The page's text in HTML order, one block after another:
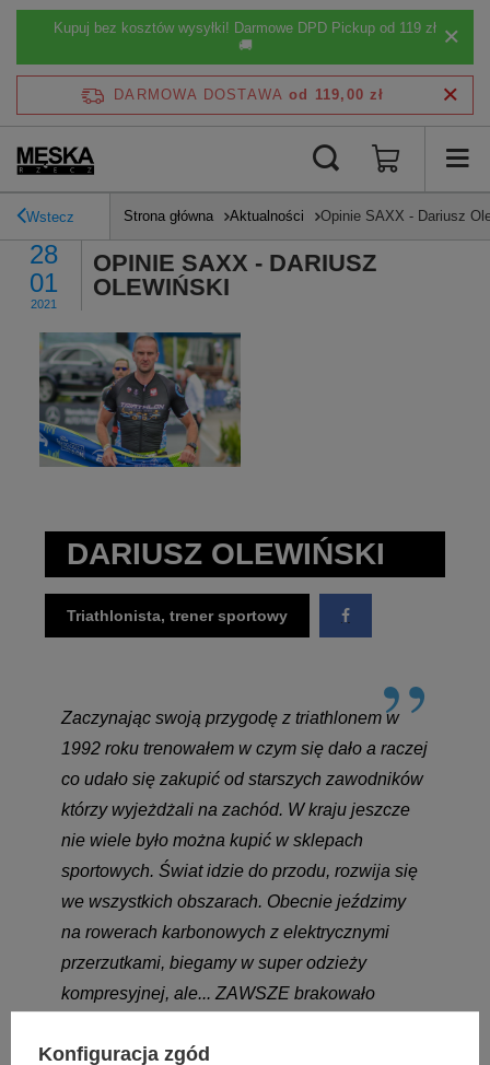
Kupuj bez kosztów wysyłki! Darmowe DPD Pickup od 119 zł
🚚
DARMOWA DOSTAWA od 119,00 zł
Wstecz Strona główna Aktualności Opinie SAXX - Dariusz
28
01
2021
OPINIE SAXX - DARIUSZ
OLEWIŃSKI
DARIUSZ OLEWIŃSKI
Triathlonista, trener sportowy
Zaczynając swoją przygodę z triathlonem w
1992 roku trenowałem w czym się dało a raczej
co udało się zakupić od starszych zawodników
którzy wyjeżdżali na zachód. W kraju jeszcze
nie wiele było można kupić w sklepach
sportowych. Świat idzie do przodu, rozwija się
we wszystkich obszarach. Obecnie jeździmy
na rowerach karbonowych z elektrycznymi
przerzutkami, biegamy w super odzieży
kompresyjnej, ale... ZAWSZE brakowało
albo tysiąc razy na treningu poprawianie
Konfiguracja zgód